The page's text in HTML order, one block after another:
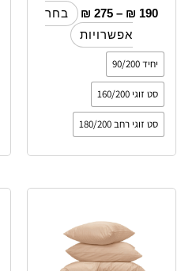
₪ 190
–
₪ 275
בחר
אפשרויות
יחיד 90/200
סט זוגי 160/200
סט זוגי רחב 180/200
עד
⁦₪ 455⁩
יש
מספר